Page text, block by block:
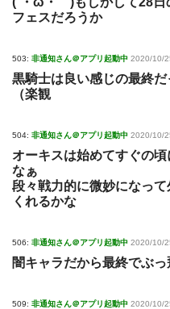
フェスだろうか
503: 非通知さん＠アプリ起動中 2020/10/
黒騎士は良い感じの最終
（楽観
504: 非通知さん＠アプリ起動中 2020/10/
オーキスは始めてすぐの
なぁ
段々戦力的に微妙になっ
くれるかな
506: 非通知さん＠アプリ起動中 2020/10/
闇キャラだから最終でぶ
509: 非通知さん＠アプリ起動中 2020/10/